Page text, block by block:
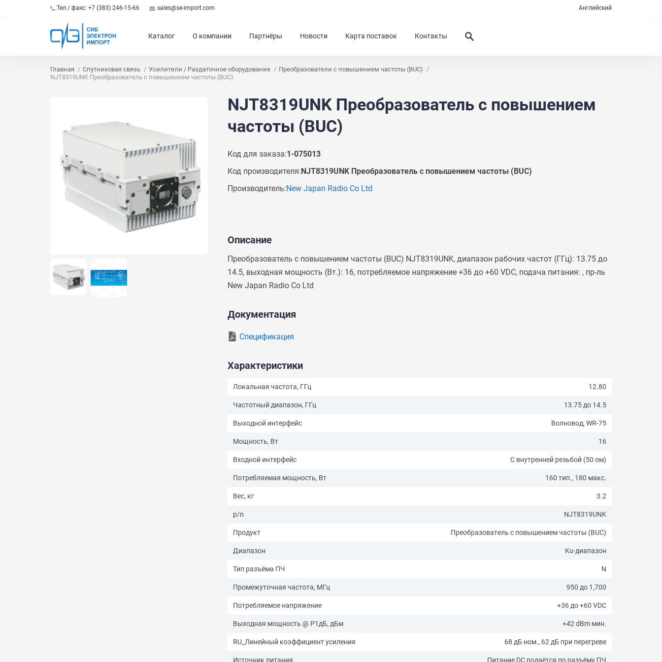
Тел./ факс: +7 (383) 246-15-66 sales@se-import.com Английский
Каталог О компании Партнёры Новости Карта поставок Контакты
Главная Спутниковая связь Усилители / Раздаточное оборудование
Преобразователи с повышением частоты (BUC)
NJT8319UNK Преобразователь с повышением частоты (BUC)
NJT8319UNK Преобразователь с повышением
частоты (BUC)
Код для заказа:1-075013
Код производителя:NJT8319UNK Преобразователь с повышением частоты (BUC)
Производитель:New Japan Radio Co Ltd
Задать вопрос
В ближайшее время мы ответим на ваш
вопрос
Описание
Преобразователь с повышением частоты (BUC) NJT8319UNK, диапазон рабочих частот (ГГц): 13.75 до
14.5, выходная мощность (Вт.): 16, потребляемое напряжение +36 до +60 VDC, подача питания: , пр-ль
New Japan Radio Co Ltd
Документация
Спецификация
Характеристики
Локальная частота, ГГц 12.80
Частотный диапазон, ГГц 13.75 до 14.5
Выходной интерфейс Волновод, WR-75
Мощность, Вт 16
Входной интерфейс С внутренней резьбой (50 ом)
Потребляемая мощность, Вт 160 тип., 180 макс.
Вес, кг 3.2
p/n NJT8319UNK
Продукт Преобразователь с повышением частоты (BUC)
Диапазон Ku-диапазон
Тип разъёма ПЧ N
Промежуточная частота, МГц 950 до 1,700
Потребляемое напряжение +36 до +60 VDC
Выходная мощность @ P1дБ, дБм +42 dBm мин.
RU_Линейный коэффициент усиления 68 дБ ном., 62 дБ при перегреве
Источник питания Питание DC подаётся по разъёму ПЧ